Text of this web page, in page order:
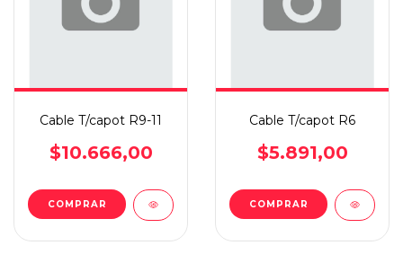
Cable T/capot R9-11
$10.666,00
COMPRAR
Cable T/capot R6
$5.891,00
COMPRAR